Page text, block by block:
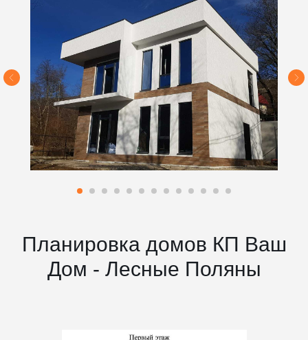
Планировка домов КП Ваш
Дом - Лесные Поляны